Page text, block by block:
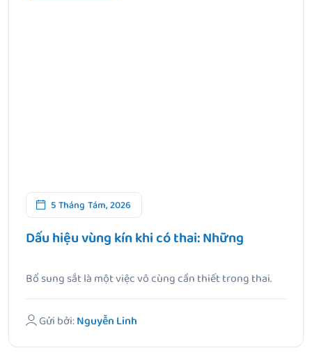
5 Tháng Tám, 2026
Dấu hiệu vùng kín khi có thai: Những
Bổ sung sắt là một việc vô cùng cần thiết trong thai.
Gửi bởi:Nguyễn Linh